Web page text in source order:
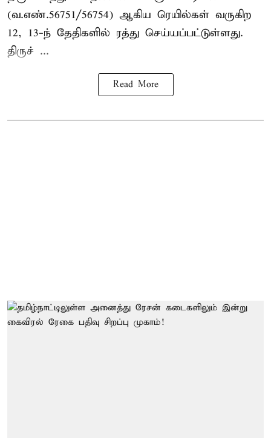
(வ.எண்.56751/56754) ஆகிய ரெயில்கள் வருகிற
12, 13-ந் தேதிகளில் ரத்து செய்யப்பட்டுள்ளது.
திருச் ...
Read More